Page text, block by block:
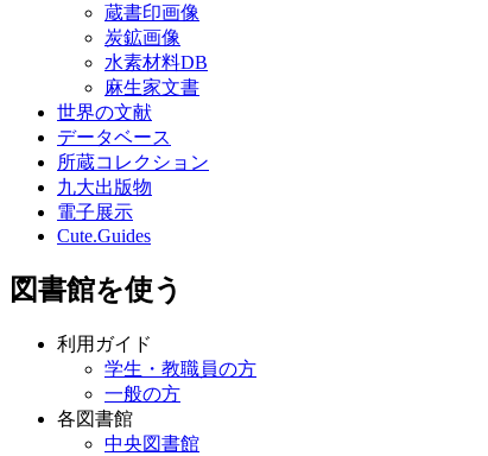
蔵書印画像
炭鉱画像
水素材料DB
麻生家文書
世界の文献
データベース
所蔵コレクション
九大出版物
電子展示
Cute.Guides
図書館を使う
利用ガイド
学生・教職員の方
一般の方
各図書館
中央図書館